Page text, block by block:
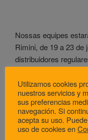
Nossas equipes
Rimini, de 19 a 23 de
distribuidores
PUBLICADO
EL
OCTUBRE 18, 2012
Utilizamos cookies
nuestros servicios y
sus preferencias
navegación. Si
acepta su uso.
uso de cookies en